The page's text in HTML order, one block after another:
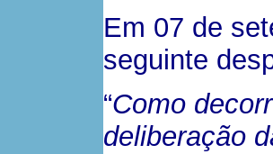
Em 07 de
seguinte
“Como
deliberação